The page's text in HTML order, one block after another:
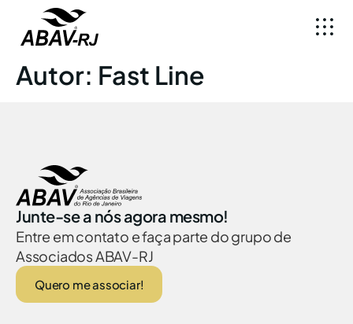
Autor: Fast Line
Junte-se a nós agora mesmo!
Entre em contato e faça parte do grupo de
Associados ABAV-RJ
Quero me associar!